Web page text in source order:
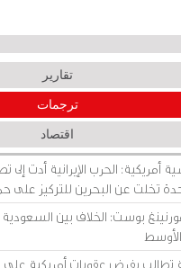
تقارير
ترجمات
اقتصاد
أمريكية: الحرب الإيرانية أدت
تخلت عن البحرين للتركيز على
بوست: الخلاف بين السعودية
بفرض عقوبات أمريكية على